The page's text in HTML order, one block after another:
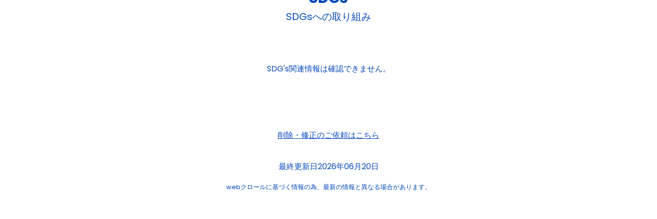
SDGsへの取り組み
SDG's関連情報は確認できません。
削除・修正のご依頼はこちら
最終更新日2026年06月20日
webクロールに基づく情報の為、 最新の情報と異なる場合があります。